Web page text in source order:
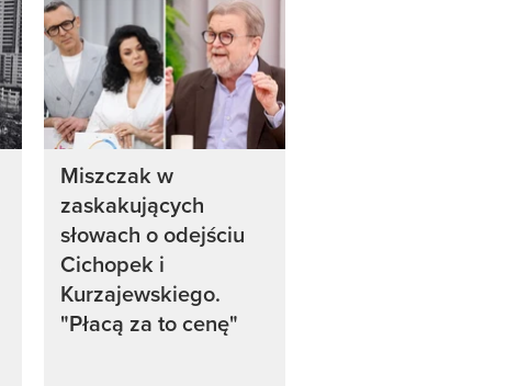
Miszczak w
zaskakujących
słowach o odejściu
Cichopek i
Kurzajewskiego.
"Płacą za to cenę"